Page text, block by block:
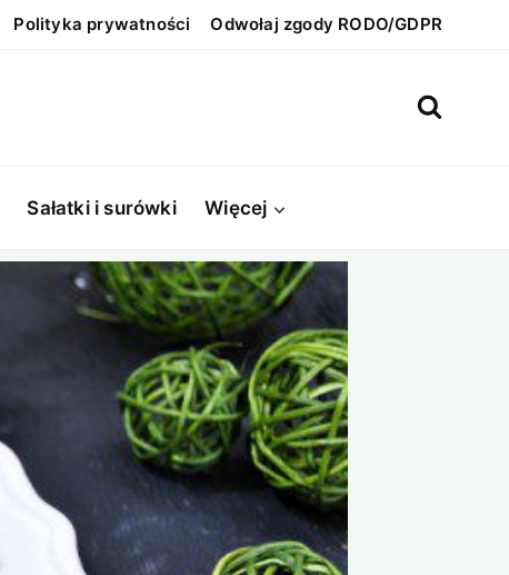
Polityka prywatności Odwołaj zgody RODO/GDPR
Sałatki i surówki Więcej